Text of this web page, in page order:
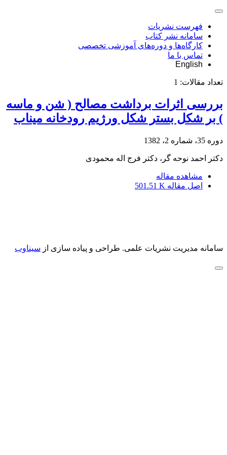
فهرست نشریات
سامانه نشر کتاب
کارگاه‌ها و دوره‌های آموزشی تخصصی
تماس با ما
English
تعداد مقالات: 1
بررسی اثرات برداشت مصالح ( شن و ماسه
) بر شکل بستر شکل ورژیم رودخانه میناب
دوره 35، شماره 2، 1382
دکتر احمد نوحه گر، دکتر فرج اله محمودی
مشاهده مقاله
اصل مقاله 501.51 K
سامانه مدیریت نشریات علمی. طراحی و پیاده سازی از سیناوب